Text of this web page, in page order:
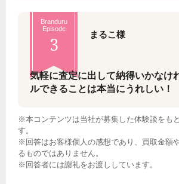
Branduru
Episode
3 まるこ様
気軽に査定に出して納得いかなけ
ルできることは本当にうれしい！
※本コンテンツは当社が募集した体験談をも
す。
※回答はお客様個人の感想であり、買取金額
るものではありません。
※回答者には謝礼をお渡ししています。